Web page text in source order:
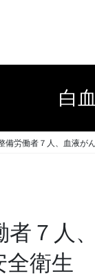
白
備労働者７人、血液
７人
衛生